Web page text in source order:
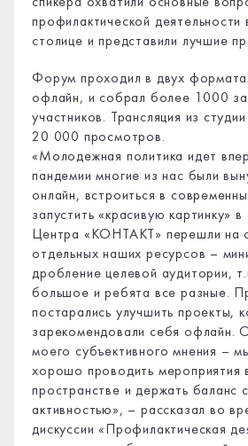
профилактической деятельности
столице и представили лучшие
Форум проходил в двух
офлайн, и собрал более 1000
участников. Трансляция из
20 000 просмотров.
«Молодежная политика идет
пандемии многие из нас были
онлайн, встроиться в
запустить «красивую картинку»
Центра «КОНТАКТ» перешли на
отдельных наших ресурсов –
дробление целевой аудитории,
большое и ребята все разные.
постарались улучшить проекты,
зарекомендовали себя офлайн.
моего субъективного мнения –
хорошо проводить мероприятия
пространстве и держать баланс
активностью», – рассказал во
дискуссии «Профилактическая